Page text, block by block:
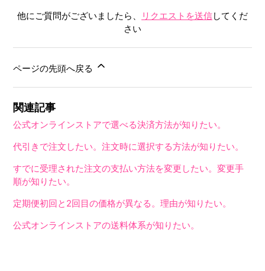
他にご質問がございましたら、 リクエストを送信してくだ
さい
ページの先頭へ戻る
関連記事
公式オンラインストアで選べる決済方法が知りたい。
代引きで注文したい。注文時に選択する方法が知りたい。
すでに受理された注文の支払い方法を変更したい。変更手
順が知りたい。
定期便初回と2回目の価格が異なる。理由が知りたい。
公式オンラインストアの送料体系が知りたい。